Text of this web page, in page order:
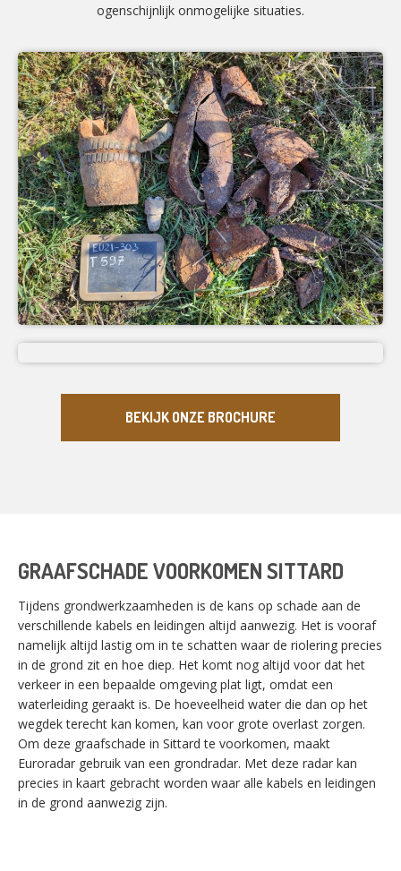
ogenschijnlijk onmogelijke situaties.
BEKIJK ONZE BROCHURE
GRAAFSCHADE VOORKOMEN SITTARD
Tijdens grondwerkzaamheden is de kans op schade aan de
verschillende kabels en leidingen altijd aanwezig. Het is vooraf
namelijk altijd lastig om in te schatten waar de riolering precies
in de grond zit en hoe diep. Het komt nog altijd voor dat het
verkeer in een bepaalde omgeving plat ligt, omdat een
waterleiding geraakt is. De hoeveelheid water die dan op het
wegdek terecht kan komen, kan voor grote overlast zorgen.
Om deze graafschade in Sittard te voorkomen, maakt
Euroradar gebruik van een grondradar. Met deze radar kan
precies in kaart gebracht worden waar alle kabels en leidingen
in de grond aanwezig zijn.